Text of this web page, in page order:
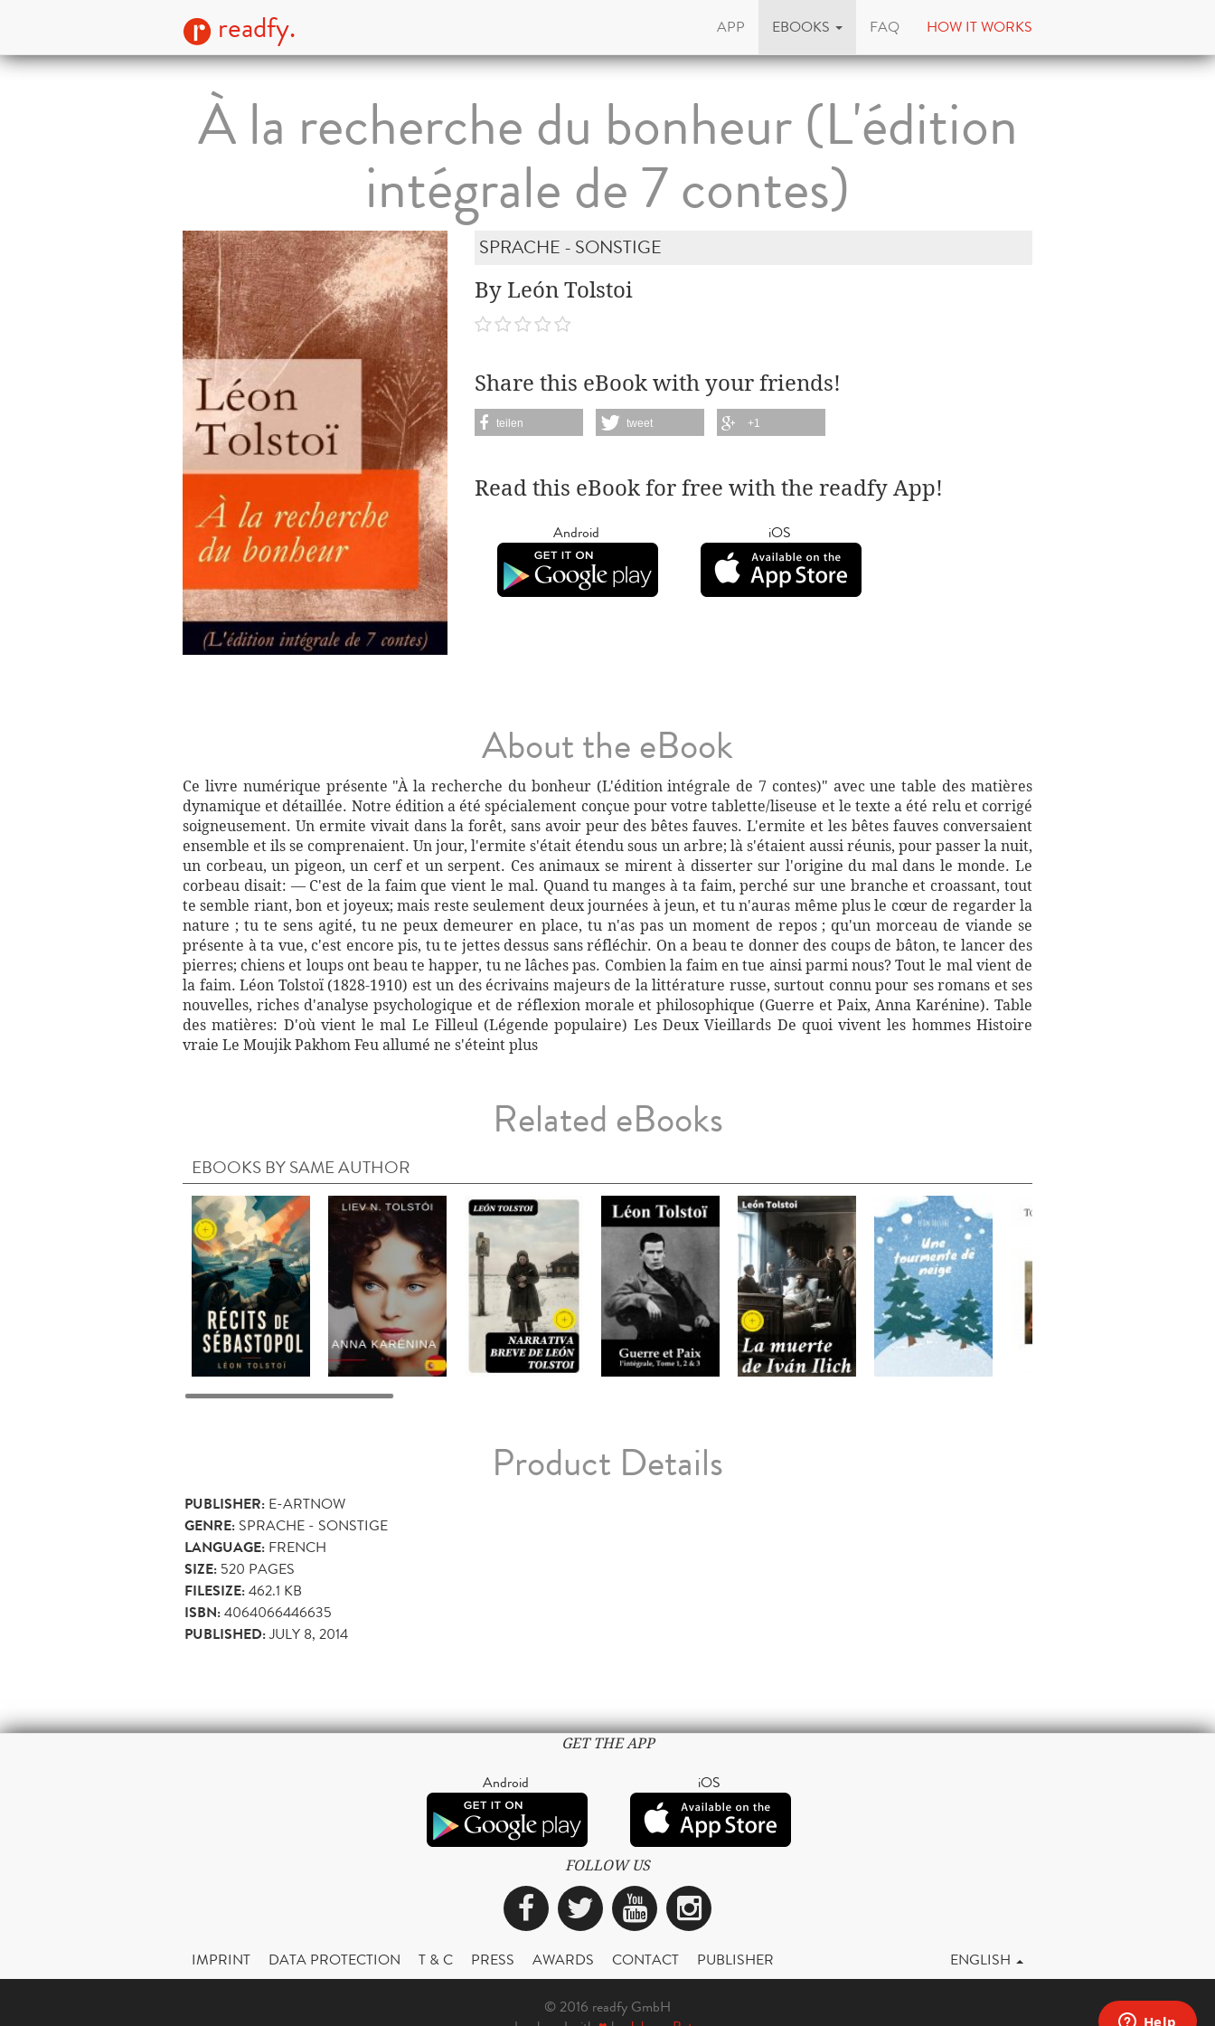
readfy. APP EBOOKS FAQ HOW IT WORKS
À la recherche du bonheur (L'édition
intégrale de 7 contes)
SPRACHE - SONSTIGE
By León Tolstoi
Share this eBook with your friends!
teilen tweet +1
Read this eBook for free with the readfy App!
Android iOS
About the eBook
Ce livre numérique présente "À la recherche du bonheur (L'édition intégrale de 7 contes)" avec une table des matières
dynamique et détaillée. Notre édition a été spécialement conçue pour votre tablette/liseuse et le texte a été relu et corrigé
soigneusement. Un ermite vivait dans la forêt, sans avoir peur des bêtes fauves. L'ermite et les bêtes fauves conversaient
ensemble et ils se comprenaient. Un jour, l'ermite s'était étendu sous un arbre; là s'étaient aussi réunis, pour passer la nuit,
un corbeau, un pigeon, un cerf et un serpent. Ces animaux se mirent à disserter sur l'origine du mal dans le monde. Le
corbeau disait: — C'est de la faim que vient le mal. Quand tu manges à ta faim, perché sur une branche et croassant, tout
te semble riant, bon et joyeux; mais reste seulement deux journées à jeun, et tu n'auras même plus le cœur de regarder la
nature ; tu te sens agité, tu ne peux demeurer en place, tu n'as pas un moment de repos ; qu'un morceau de viande se
présente à ta vue, c'est encore pis, tu te jettes dessus sans réfléchir. On a beau te donner des coups de bâton, te lancer des
pierres; chiens et loups ont beau te happer, tu ne lâches pas. Combien la faim en tue ainsi parmi nous? Tout le mal vient de
la faim. Léon Tolstoï (1828-1910) est un des écrivains majeurs de la littérature russe, surtout connu pour ses romans et ses
nouvelles, riches d'analyse psychologique et de réflexion morale et philosophique (Guerre et Paix, Anna Karénine). Table
des matières: D'où vient le mal Le Filleul (Légende populaire) Les Deux Vieillards De quoi vivent les hommes Histoire
vraie Le Moujik Pakhom Feu allumé ne s'éteint plus
Related eBooks
EBOOKS BY SAME AUTHOR
Product Details
PUBLISHER: E-ARTNOW
GENRE: SPRACHE - SONSTIGE
LANGUAGE: FRENCH
SIZE: 520 PAGES
FILESIZE:462.1 KB
ISBN:4064066446635
PUBLISHED:JULY 8, 2014
GET THE APP
Android iOS
FOLLOW US
Facebook
TwitterYouTubeInstagram
IMPRINT DATA PROTECTION T & C PRESS AWARDS CONTACT PUBLISHER ENGLISH
© 2016 readfy GmbH